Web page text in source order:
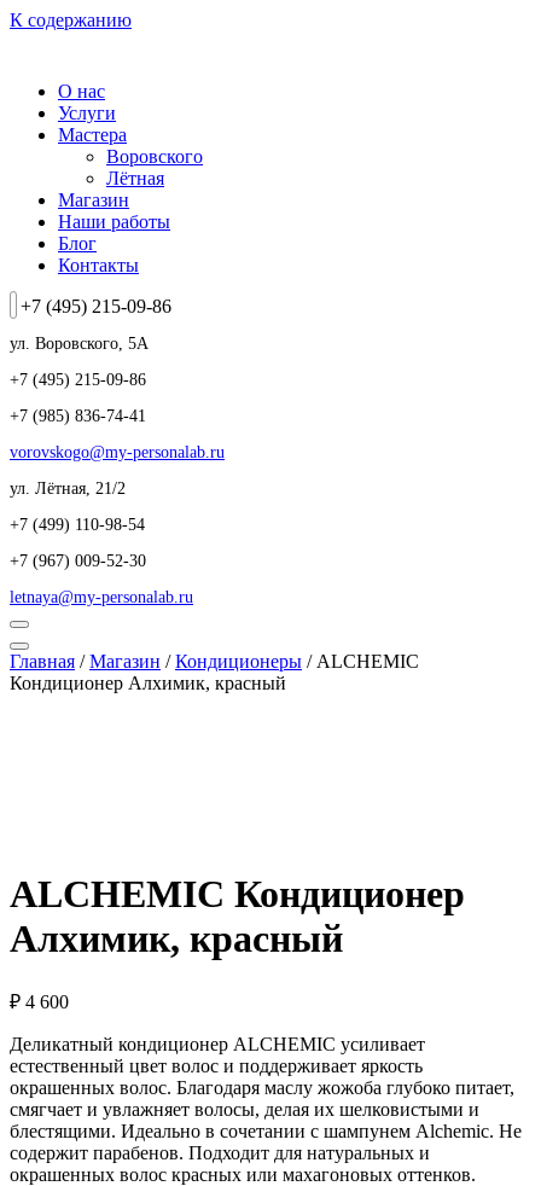
К содержанию
О нас
Услуги
Мастера
Воровского
Лётная
Магазин
Наши работы
Блог
Контакты
+7 (495) 215-09-86
ул. Воровского, 5А
+7 (495) 215-09-86
+7 (985) 836-74-41
vorovskogo@my-personalab.ru
ул. Лётная, 21/2
+7 (499) 110-98-54
+7 (967) 009-52-30
letnaya@my-personalab.ru
Главная /Магазин /Кондиционеры / ALCHEMIC
Кондиционер Алхимик, красный
ALCHEMIC Кондиционер
Алхимик, красный
₽ 4 600
Деликатный кондиционер ALCHEMIC усиливает
естественный цвет волос и поддерживает яркость
окрашенных волос. Благодаря маслу жожоба глубоко питает,
смягчает и увлажняет волосы, делая их шелковистыми и
блестящими. Идеально в сочетании с шампунем Alchemic. Не
содержит парабенов. Подходит для натуральных и
окрашенных волос красных или махагоновых оттенков.